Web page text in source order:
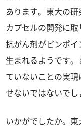
あります。東大の
カプセルの開発に
抗がん剤がピンポ
生まれるようです
ていないことの実
せないではないでし
いかがでしたか。